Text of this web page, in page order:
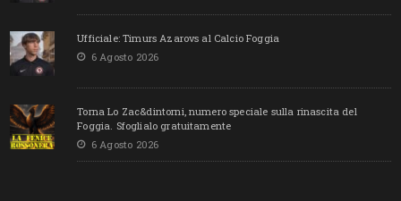
Ufficiale: Timurs Azarovs al Calcio Foggia
6 Agosto 2026
Torna Lo Zac&dintorni, numero speciale sulla rinascita del
Foggia. Sfoglialo gratuitamente
6 Agosto 2026